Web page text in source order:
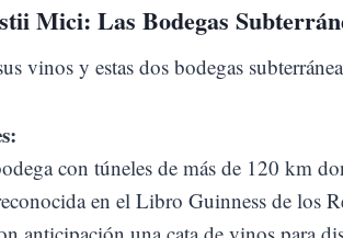
Mici: Las Bodegas
vinos y estas dos bodegas
con túneles de más de 120 km
en el Libro Guinness de los